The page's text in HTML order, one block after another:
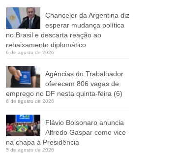
Chanceler da Argentina diz
esperar mudança política
no Brasil e descarta reação ao
rebaixamento diplomático
6 de agosto de 2026
Agências do Trabalhador
oferecem 806 vagas de
emprego no DF nesta quinta-feira (6)
6 de agosto de 2026
Flávio Bolsonaro anuncia
Alfredo Gaspar como vice
na chapa à Presidência
5 de agosto de 2026